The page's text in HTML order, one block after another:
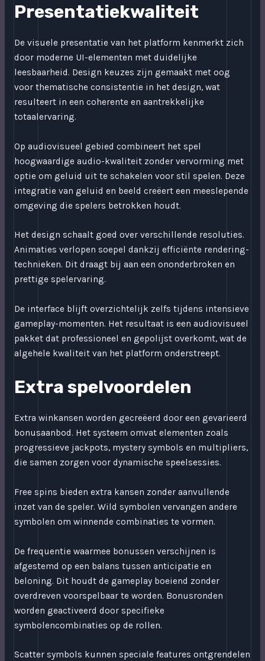
Presentatiekwaliteit
De visuele presentatie van het platform kenmerkt zich
door moderne UI-elementen met duidelijke
leesbaarheid. Design keuzes zijn gemaakt met oog
voor thematische consistentie in het design, wat
resulteert in een coherente en aantrekkelijke
totaalervaring.
Op audiovisueel gebied combineert het spel
hoogwaardige audio-kwaliteit zonder vervorming met
optie om geluid uit te schakelen voor stil spelen. Deze
integratie van geluid en beeld creëert een meeslepende
omgeving die spelers betrokken houdt.
Het design schaalt goed over verschillende resoluties.
Animaties verlopen soepel dankzij efficiënte rendering-
technieken. Dit draagt bij aan een ononderbroken en
prettige spelervaring.
De interface blijft overzichtelijk zelfs tijdens intensieve
gameplay-momenten. Het resultaat is een audiovisueel
pakket dat professioneel en gepolijst overkomt, wat de
algehele kwaliteit van het platform onderstreept.
Extra spelvoordelen
Extra winkansen worden gecreëerd door een gevarieerd
bonusaanbod. Het systeem omvat elementen zoals
progressieve jackpots, mystery symbols en multipliers,
die samen zorgen voor dynamische speelsessies.
Free spins bieden extra kansen zonder aanvullende
inzet van de speler. Wild symbolen vervangen andere
symbolen om winnende combinaties te vormen.
De frequentie waarmee bonussen verschijnen is
afgestemd op een balans tussen anticipatie en
beloning. Dit houdt de gameplay boeiend zonder
overdreven voorspelbaar te worden. Bonusronden
worden geactiveerd door specifieke
symbolencombinaties op de rollen.
Scatter symbols kunnen speciale features ontgrendelen